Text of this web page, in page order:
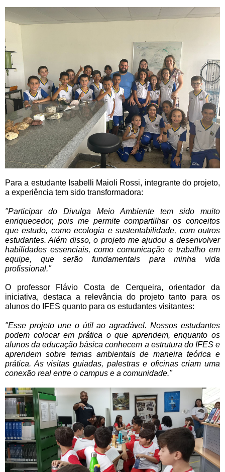
Para a estudante Isabelli Maioli Rossi, integrante do projeto,
a experiência tem sido transformadora:
"Participar do Divulga Meio Ambiente tem sido muito
enriquecedor, pois me permite compartilhar os conceitos
que estudo, como ecologia e sustentabilidade, com outros
estudantes. Além disso, o projeto me ajudou a desenvolver
habilidades essenciais, como comunicação e trabalho em
equipe, que serão fundamentais para minha vida
profissional."
O professor Flávio Costa de Cerqueira, orientador da
iniciativa, destaca a relevância do projeto tanto para os
alunos do IFES quanto para os estudantes visitantes:
"Esse projeto une o útil ao agradável. Nossos estudantes
podem colocar em prática o que aprendem, enquanto os
alunos da educação básica conhecem a estrutura do IFES e
aprendem sobre temas ambientais de maneira teórica e
prática. As visitas guiadas, palestras e oficinas criam uma
conexão real entre o campus e a comunidade."